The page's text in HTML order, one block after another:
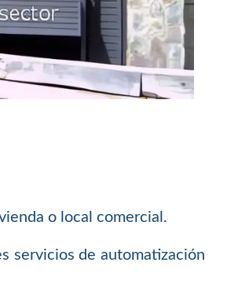
o local comercial.
servicios de automatización